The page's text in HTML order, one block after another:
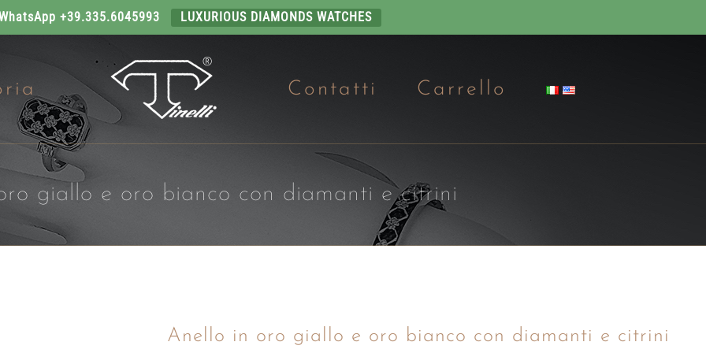
+39.335.6045993
LUXURIOUS DIAMONDS WATCHES
Contatti Carrello
giallo e oro bianco con diamanti e citrini
Anello in oro giallo e oro bianco con diamanti e citrini